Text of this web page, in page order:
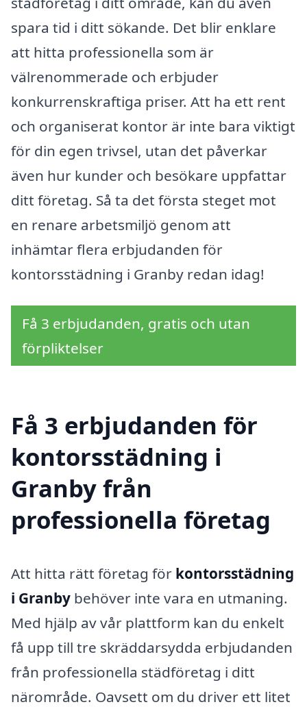
spara tid i ditt sökande. Det blir enklare
att hitta professionella som är
välrenommerade och erbjuder
konkurrenskraftiga priser. Att ha ett rent
och organiserat kontor är inte bara viktigt
för din egen trivsel, utan det påverkar
även hur kunder och besökare uppfattar
ditt företag. Så ta det första steget mot
en renare arbetsmiljö genom att
inhämtar flera erbjudanden för
kontorsstädning i Granby redan idag!
Få 3 erbjudanden, gratis och utan
förpliktelser
Få 3 erbjudanden för
kontorsstädning i
Granby från
professionella företag
Att hitta rätt företag för kontorsstädning
i Granby behöver inte vara en utmaning.
Med hjälp av vår plattform kan du enkelt
få upp till tre skräddarsydda erbjudanden
från professionella städföretag i ditt
närområde. Oavsett om du driver ett litet